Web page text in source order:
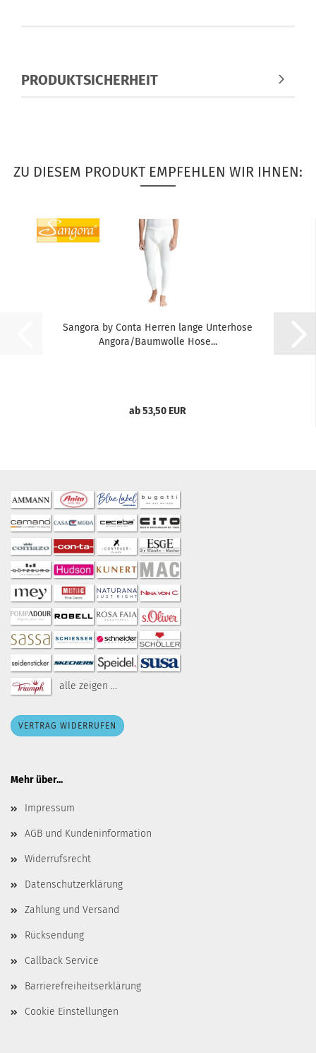
PRODUKTSICHERHEIT
ZU DIESEM PRODUKT EMPFEHLEN WIR IHNEN:
Sangora by Conta Herren lange Unterhose
Angora/Baumwolle Hose...
ab 53,50 EUR
alle zeigen ...
VERTRAG WIDERRUFEN
Mehr über...
Impressum
AGB und Kundeninformation
Widerrufsrecht
Datenschutzerklärung
Zahlung und Versand
Rücksendung
Callback Service
Barrierefreiheitserklärung
Cookie Einstellungen